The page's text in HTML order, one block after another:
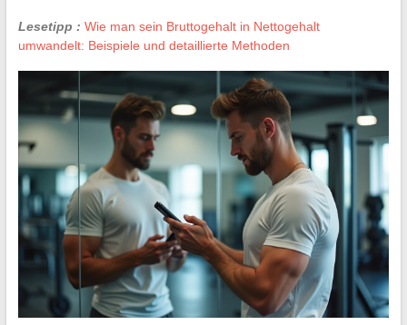
Lesetipp : Wie man sein Bruttogehalt in Nettogehalt
umwandelt: Beispiele und detaillierte Methoden